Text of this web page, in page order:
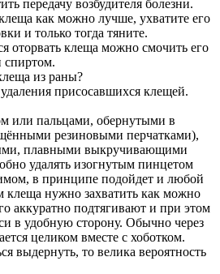
передачу возбудителя болезни.
как можно лучше, ухватите его
и только тогда тяните.
оторвать клеща можно смочить его
из раны?
присосавшихся клещей.
или пальцами, обернутыми в
резиновыми перчатками),
плавными выкручивающими
удалять изогнутым пинцетом
в принципе подойдет и любой
клеща нужно захватить как можно
аккуратно подтягивают и при этом
в удобную сторону. Обычно через
целиком вместе с хоботком.
выдернуть, то велика вероятность